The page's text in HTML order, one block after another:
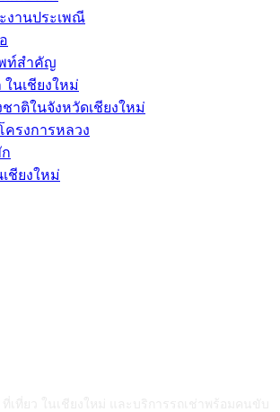
งานประเพณี
ท์สำคัญ
นเชียงใหม่
าติในจังหวัดเชียงใหม่
ครงการหลวง
ชียงใหม่